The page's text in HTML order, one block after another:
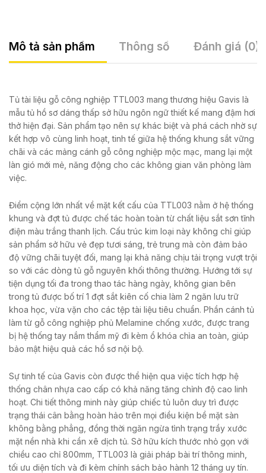
Mô tả sản phẩm Thông số Đánh giá (0)
Tủ tài liệu gỗ công nghiệp TTL003 mang thương hiệu Gavis là
mẫu tủ hồ sơ dáng thấp sở hữu ngôn ngữ thiết kế mang đậm hơi
thở hiện đại. Sản phẩm tạo nên sự khác biệt và phá cách nhờ sự
kết hợp vô cùng linh hoạt, tinh tế giữa hệ thống khung sắt vững
chãi và các mảng cánh gỗ công nghiệp mộc mạc, mang lại một
làn gió mới mẻ, năng động cho các không gian văn phòng làm
việc.
Điểm cộng lớn nhất về mặt kết cấu của TTL003 nằm ở hệ thống
khung và đợt tủ được chế tác hoàn toàn từ chất liệu sắt sơn tĩnh
điện màu trắng thanh lịch. Cấu trúc kim loại này không chỉ giúp
sản phẩm sở hữu vẻ đẹp tươi sáng, trẻ trung mà còn đảm bảo
độ vững chãi tuyệt đối, mang lại khả năng chịu tải trọng vượt trội
so với các dòng tủ gỗ nguyên khối thông thường. Hướng tới sự
tiện dụng tối đa trong thao tác hàng ngày, không gian bên
trong tủ được bố trí 1 đợt sắt kiên cố chia làm 2 ngăn lưu trữ
khoa học, vừa vặn cho các tệp tài liệu tiêu chuẩn. Phần cánh tủ
làm từ gỗ công nghiệp phủ Melamine chống xước, được trang
bị hệ thống tay nắm thẩm mỹ đi kèm ổ khóa chìa an toàn, giúp
bảo mật hiệu quả các hồ sơ nội bộ.
Sự tinh tế của Gavis còn được thể hiện qua việc tích hợp hệ
thống chân nhựa cao cấp có khả năng tăng chỉnh độ cao linh
hoạt. Chi tiết thông minh này giúp chiếc tủ luôn duy trì được
trạng thái cân bằng hoàn hảo trên mọi điều kiện bề mặt sàn
không bằng phẳng, đồng thời ngăn ngừa tình trạng trầy xước
mặt nền nhà khi cần xê dịch tủ. Sở hữu kích thước nhỏ gọn với
chiều cao chỉ 800mm, TTL003 là giải pháp bài trí thông minh,
tối ưu diện tích và đi kèm chính sách bảo hành 12 tháng uy tín.